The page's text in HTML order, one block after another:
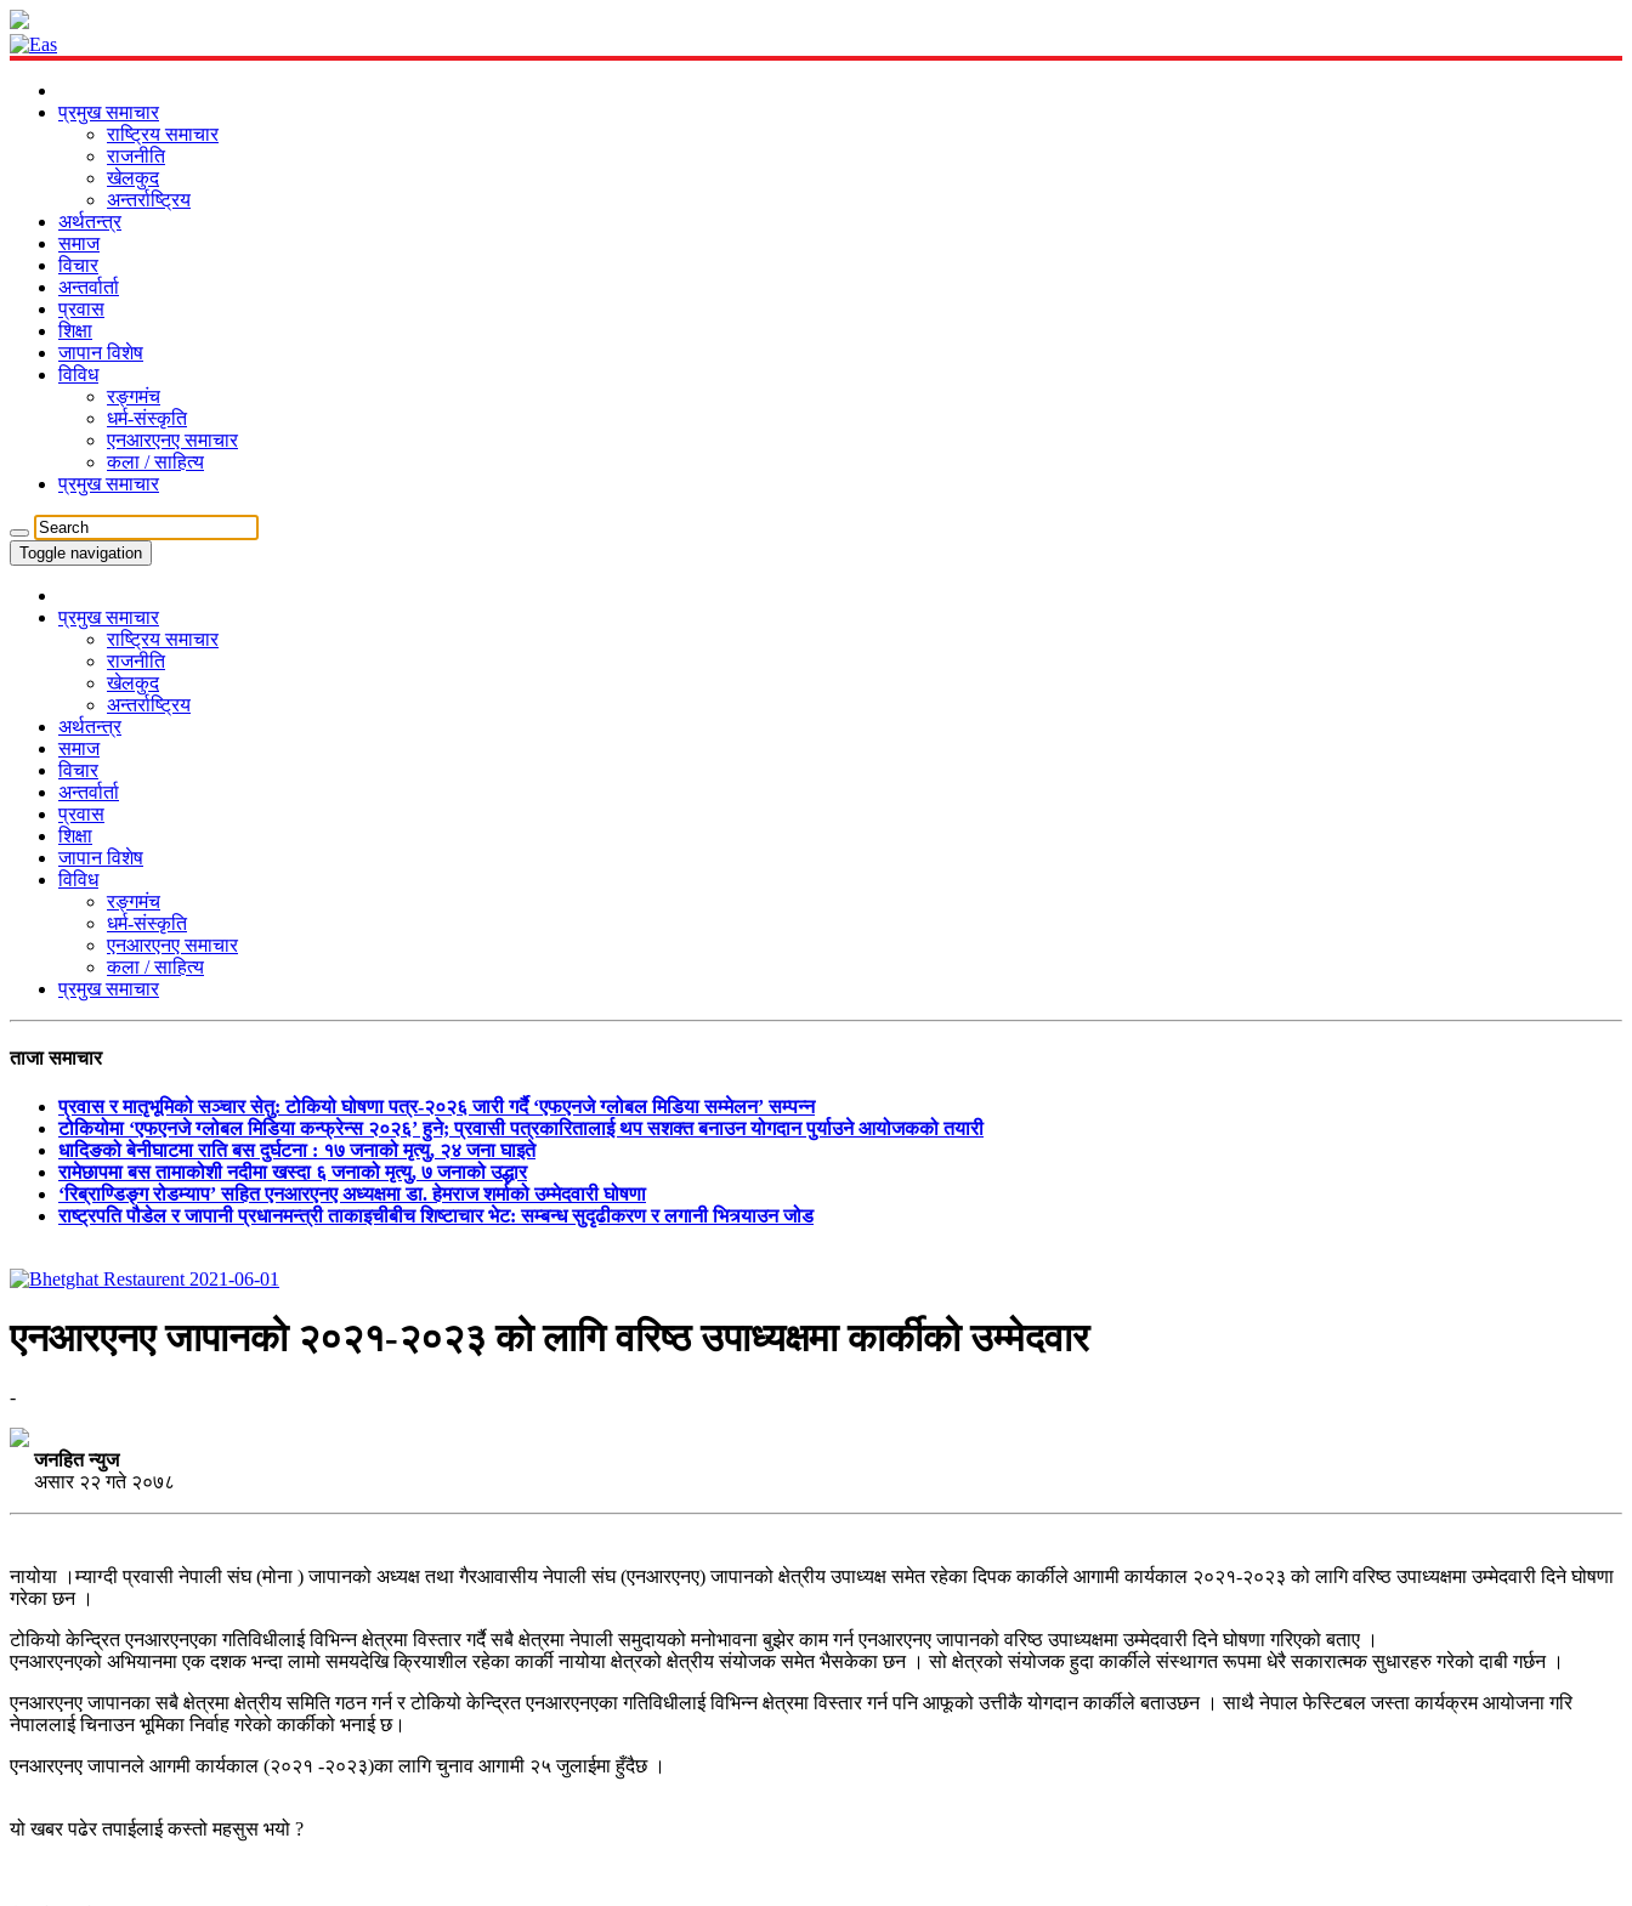
प्रमुख समाचार
राष्ट्रिय समाचार
राजनीति
खेलकुद
अन्तर्राष्ट्रिय
अर्थतन्त्र
समाज
विचार
अन्तर्वार्ता
प्रवास
शिक्षा
जापान विशेष
विविध
रङ्गमंच
धर्म-संस्कृति
एनआरएनए समाचार
कला / साहित्य
प्रमुख समाचार
Toggle navigation
प्रमुख समाचार
राष्ट्रिय समाचार
राजनीति
खेलकुद
अन्तर्राष्ट्रिय
अर्थतन्त्र
समाज
विचार
अन्तर्वार्ता
प्रवास
शिक्षा
जापान विशेष
विविध
रङ्गमंच
धर्म-संस्कृति
एनआरएनए समाचार
कला / साहित्य
प्रमुख समाचार
ताजा समाचार
प्रवास र मातृभूमिको सञ्चार सेतु: टोकियो घोषणा पत्र-२०२६ जारी गर्दै ‘एफएनजे ग्लोबल मिडिया सम्मेलन’ सम्पन्न
टोकियोमा ‘एफएनजे ग्लोबल मिडिया कन्फ्रेन्स २०२६’ हुने; प्रवासी पत्रकारितालाई थप सशक्त बनाउन योगदान पुर्याउने आयोजकको तयारी
धादिङको बेनीघाटमा राति बस दुर्घटना : १७ जनाको मृत्यु, २४ जना घाइते
रामेछापमा बस तामाकोशी नदीमा खस्दा ६ जनाको मृत्यु, ७ जनाको उद्धार
‘रिब्राण्डिङ्ग रोडम्याप’ सहित एनआरएनए अध्यक्षमा डा. हेमराज शर्माको उम्मेदवारी घोषणा
राष्ट्रपति पौडेल र जापानी प्रधानमन्त्री ताकाइचीबीच शिष्टाचार भेट: सम्बन्ध सुदृढीकरण र लगानी भित्र्याउन जोड
एनआरएनए जापानको २०२१-२०२३ को लागि वरिष्ठ उपाध्यक्षमा कार्कीको उम्मेदवार
-
जनहित न्युज
असार २२ गते २०७८
नायोया ।म्याग्दी प्रवासी नेपाली संघ (मोना ) जापानको अध्यक्ष तथा गैरआवासीय नेपाली संघ (एनआरएनए) जापानको क्षेत्रीय उपाध्यक्ष समेत रहेका दिपक कार्कीले आगामी कार्यकाल २०२१-२०२३ को लागि वरिष्ठ उपाध्यक्षमा उम्मेदवारी दिने घोषणा
गरेका छन ।
टोकियो केन्द्रित एनआरएनएका गतिविधीलाई विभिन्न क्षेत्रमा विस्तार गर्दै सबै क्षेत्रमा नेपाली समुदायको मनोभावना बुझेर काम गर्न एनआरएनए जापानको वरिष्ठ उपाध्यक्षमा उम्मेदवारी दिने घोषणा गरिएको बताए ।
एनआरएनएको अभियानमा एक दशक भन्दा लामो समयदेखि क्रियाशील रहेका कार्की नायोया क्षेत्रको क्षेत्रीय संयोजक समेत भैसकेका छन । सो क्षेत्रको संयोजक हुदा कार्कीले संस्थागत रूपमा धेरै सकारात्मक सुधारहरु गरेको दाबी गर्छन ।
एनआरएनए जापानका सबै क्षेत्रमा क्षेत्रीय समिति गठन गर्न र टोकियो केन्द्रित एनआरएनएका गतिविधीलाई विभिन्न क्षेत्रमा विस्तार गर्न पनि आफूको उत्तीकै योगदान कार्कीले बताउछन । साथै नेपाल फेस्टिबल जस्ता कार्यक्रम आयोजना गरि
नेपाललाई चिनाउन भूमिका निर्वाह गरेको कार्कीको भनाई छ।
एनआरएनए जापानले आगमी कार्यकाल (२०२१ -२०२३)का लागि चुनाव आगामी २५ जुलाईमा हुँदैछ ।
यो खबर पढेर तपाईलाई कस्तो महसुस भयो ?